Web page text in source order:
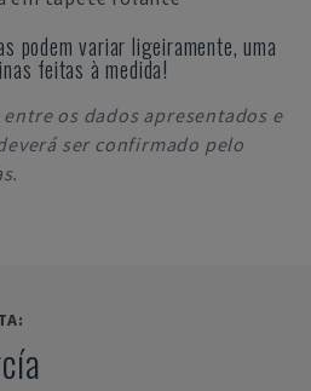
podem variar ligeiramente, uma
feitas à medida!
os dados apresentados e
ser confirmado pelo